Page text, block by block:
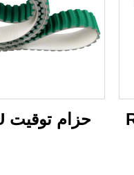
حزام توقيت BAT10 PU